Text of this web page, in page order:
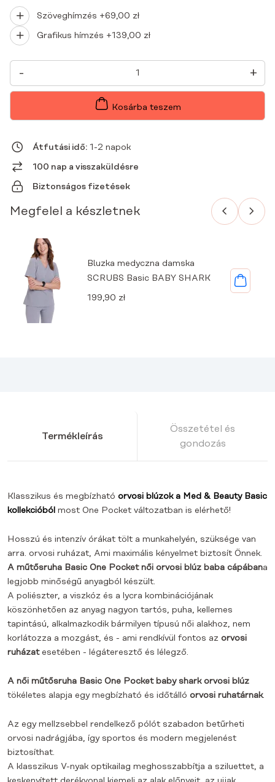
Szöveghímzés +69,00 zł
Grafikus hímzés +139,00 zł
-
NŐI
ORVOSI
BLÚZ
SCRUBS
SHARK
EGY
ZSEBES
NŐI
BLÚZ
MENNYISÉG
+
Kosárba teszem
Átfutási idő: 1-2 napok
100 nap a visszaküldésre
Biztonságos fizetések
Megfelel a készletnek
Bluzka medyczna damska
SCRUBS Basic BABY SHARK
199,90 zł
Termékleírás
Összetétel és
gondozás
Klasszikus és megbízható orvosi blúzok a Med & Beauty Basic
kollekcióból most One Pocket változatban is elérhető!
Hosszú és intenzív órákat tölt a munkahelyén, szüksége van
arra. orvosi ruházat, Ami maximális kényelmet biztosít Önnek.
A műtősruha Basic One Pocket női orvosi blúz baba cápábana
legjobb minőségű anyagból
készült.
A poliészter, a viszkóz és a lycra kombinációjának
köszönhetően az anyag nagyon tartós, puha, kellemes
tapintású, alkalmazkodik bármilyen típusú női alakhoz, nem
korlátozza a mozgást, és - ami rendkívül fontos az orvosi
ruházatesetében - légáteresztő és lélegző.
A női műtősruha Basic One Pocket baby shark orvosi blúz
tökéletes alapja egy megbízható és időtálló orvosi ruhatárnak.
Az egy mellzsebbel rendelkező pólót szabadon betűrheti
orvosi nadrágjába, így sportos és modern megjelenést
biztosíthat.
A klasszikus V-nyak optikailag meghosszabbítja a sziluettet, a